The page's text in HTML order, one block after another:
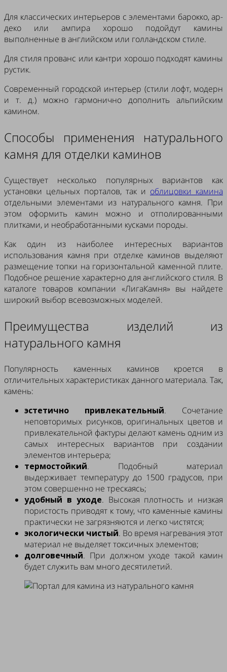
Для классических интерьеров с элементами барокко, ар-
деко или ампира хорошо подойдут камины
выполненные в английском или голландском стиле.
Для стиля прованс или кантри хорошо подходят камины
рустик.
Современный городской интерьер (стили лофт, модерн
и т. д.) можно гармонично дополнить альпийским
камином.
Способы применения натурального
камня для отделки каминов
Существует несколько популярных вариантов как
установки цельных порталов, так и облицовки камина
отдельными элементами из натурального камня. При
этом оформить камин можно и отполированными
плитками, и необработанными кусками породы.
Как один из наиболее интересных вариантов
использования камня при отделке каминов выделяют
размещение топки на горизонтальной каменной плите.
Подобное решение характерно для английского стиля. В
каталоге товаров компании «ЛигаКамня» вы найдете
широкий выбор всевозможных моделей.
Преимущества изделий из
натурального камня
Популярность каменных каминов кроется в
отличительных характеристиках данного материала. Так,
камень:
эстетично привлекательный. Сочетание
неповторимых рисунков, оригинальных цветов и
привлекательной фактуры делают камень одним из
самых интересных вариантов при создании
элементов интерьера;
термостойкий. Подобный материал
выдерживает температуру до 1500 градусов, при
этом совершенно не трескаясь;
удобный в уходе. Высокая плотность и низкая
пористость приводят к тому, что каменные камины
практически не загрязняются и легко чистятся;
экологически чистый. Во время нагревания этот
материал не выделяет токсичных элементов;
долговечный. При должном уходе такой камин
будет служить вам много десятилетий.